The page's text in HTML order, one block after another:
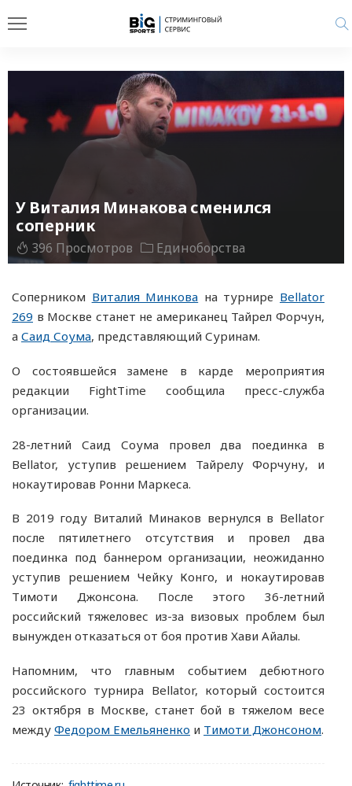
У Виталия Минакова сменился
соперник
396 Просмотров Единоборства
Соперником Виталия Минкова на турнире Bellator
269 в Москве станет не американец Тайрел Форчун,
а Саид Соума, представляющий Суринам.
О состоявшейся замене в карде мероприятия
редакции FightTime сообщила пресс-служба
организации.
28-летний Саид Соума провел два поединка в
Bellator, уступив решением Тайрелу Форчуну, и
нокаутировав Ронни Маркеса.
В 2019 году Виталий Минаков вернулся в Bellator
после пятилетнего отсутствия и провел два
поединка под баннером организации, неожиданно
уступив решением Чейку Конго, и нокаутировав
Тимоти Джонсона. После этого 36-летний
российский тяжеловес из-за визовых проблем был
вынужден отказаться от боя против Хави Айалы.
Напомним, что главным событием дебютного
российского турнира Bellator, который состоится
23 октября в Москве, станет бой в тяжелом весе
между Федором Емельяненко и Тимоти Джонсоном.